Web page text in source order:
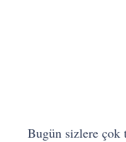
Bugün sizlere çok